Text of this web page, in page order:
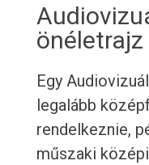
Egy
legalább
rendelkeznie,
műszaki